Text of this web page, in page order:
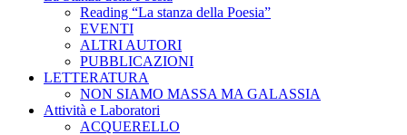
Reading “La stanza della Poesia”
EVENTI
ALTRI AUTORI
PUBBLICAZIONI
LETTERATURA
NON SIAMO MASSA MA GALASSIA
Attività e Laboratori
ACQUERELLO